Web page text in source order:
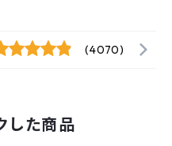
(4070)
した商品